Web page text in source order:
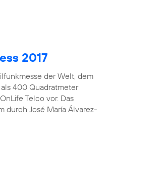
2017
der Welt, dem
400 Quadratmeter
Telco vor. Das
durch José María Álvarez-